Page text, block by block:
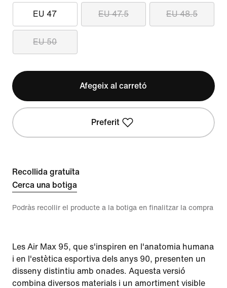
EU 47 EU 47.5 EU 48.5
EU 50
Afegeix al carretó
Preferit
Recollida gratuïta
Cerca una botiga
Podràs recollir el producte a la botiga en finalitzar la compra
Les Air Max 95, que s'inspiren en l'anatomia humana
i en l'estètica esportiva dels anys 90, presenten un
disseny distintiu amb onades. Aquesta versió
combina diversos materials i un amortiment visible